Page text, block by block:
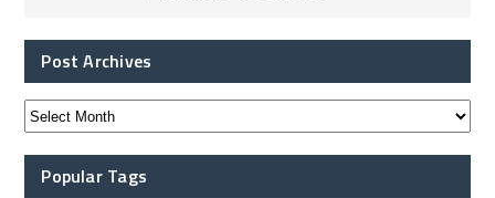
Post Archives
Popular Tags